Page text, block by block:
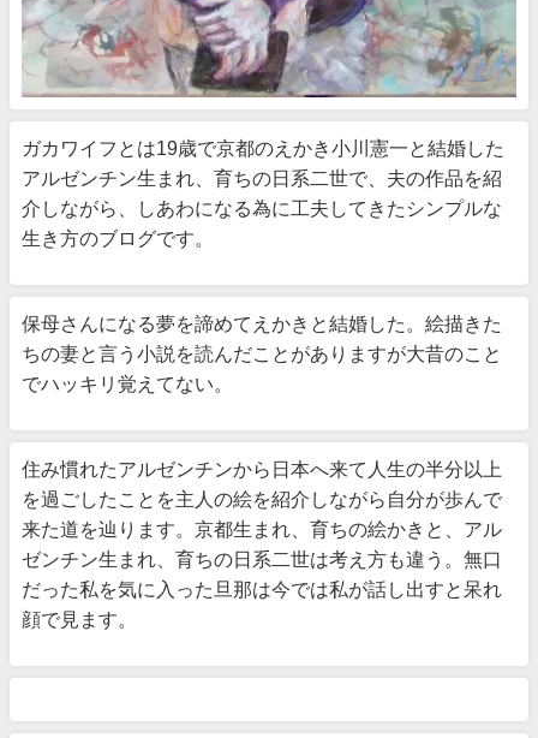
ガカワイフとは19歳で京都のえかき小川憲一と結婚した
アルゼンチン生まれ、育ちの日系二世で、夫の作品を紹
介しながら、しあわになる為に工夫してきたシンプルな
生き方のブログです。
保母さんになる夢を諦めてえかきと結婚した。絵描きた
ちの妻と言う小説を読んだことがありますが大昔のこと
でハッキリ覚えてない。
住み慣れたアルゼンチンから日本へ来て人生の半分以上
を過ごしたことを主人の絵を紹介しながら自分が歩んで
来た道を辿ります。京都生まれ、育ちの絵かきと、アル
ゼンチン生まれ、育ちの日系二世は考え方も違う。無口
だった私を気に入った旦那は今では私が話し出すと呆れ
顔で見ます。